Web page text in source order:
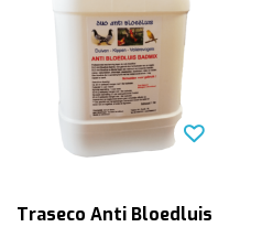
Traseco Anti Bloedluis